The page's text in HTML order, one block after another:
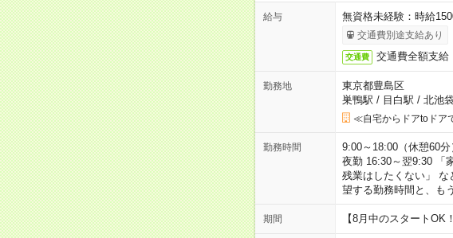
給与 無資格未経験：時給
交通費別途支給あり
交通費 交通費全額支給
勤務地
東京都豊島区
巣鴨駅 / 目白駅 / 北池
≪自宅からドアtoドア
勤務時間
9:00～18:00（休憩60
夜勤 16:30～翌9:30 「
残業はしたくない」
望する勤務時間と、も
期間 【8月中のスタート